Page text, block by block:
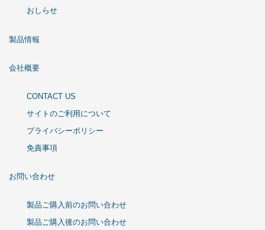
おしらせ
製品情報
会社概要
CONTACT US
サイトのご利用について
プライバシーポリシー
免責事項
お問い合わせ
製品ご購入前のお問い合わせ
製品ご購入後のお問い合わせ